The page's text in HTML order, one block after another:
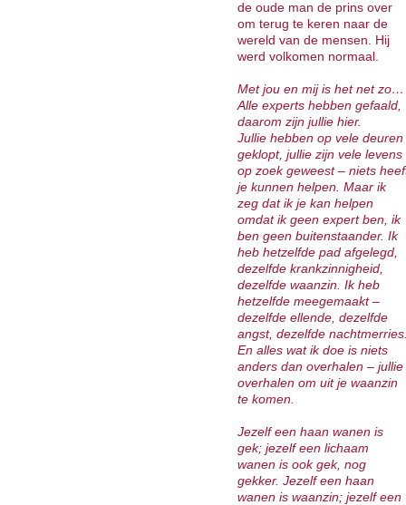
de oude man de prins over
om terug te keren naar de
wereld van de mensen. Hij
werd volkomen normaal.
Met jou en mij is het net zo…
Alle experts hebben gefaald,
daarom zijn jullie hier.
Jullie hebben op vele deuren
geklopt, jullie zijn vele levens
op zoek geweest – niets
je kunnen helpen. Maar ik
zeg dat ik je kan helpen
omdat ik geen expert ben, ik
ben geen buitenstaander. Ik
heb hetzelfde pad afgelegd,
dezelfde krankzinnigheid,
dezelfde waanzin. Ik heb
hetzelfde meegemaakt –
dezelfde ellende, dezelfde
angst, dezelfde
En alles wat ik doe is niets
anders dan overhalen – jullie
overhalen om uit je waanzin
te komen.
Jezelf een haan wanen is
gek; jezelf een lichaam
wanen is ook gek, nog
gekker. Jezelf een haan
wanen is waanzin; jezelf een